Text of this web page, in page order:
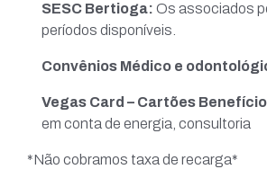
SESC Bertioga: Os associados
períodos disponíveis.
Convênios Médico e
Vegas Card – Cartões
em conta de energia, consultoria
*Não cobramos taxa de recarga*